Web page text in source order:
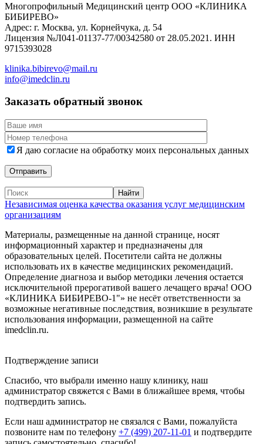
Многопрофильный Медицинский центр ООО «КЛИНИКА
БИБИРЕВО»
Адрес: г. Москва, ул. Корнейчука, д. 54
Лицензия №Л041-01137-77/00342580 от 28.05.2021. ИНН
9715393028
klinika.bibirevo@mail.ru
info@imedclin.ru
Заказать обратный звонок
Я даю согласие на обработку моих персональных данных
Независимая оценка качества оказания услуг медицинским
организациям
Материалы, размещенные на данной странице, носят
информационный характер и предназначены для
образовательных целей. Посетители сайта не должны
использовать их в качестве медицинских рекомендаций.
Определение диагноза и выбор методики лечения остается
исключительной прерогативой вашего лечащего врача! ООО
«КЛИНИКА БИБИРЕВО-1"» не несёт ответственности за
возможные негативные последствия, возникшие в результате
использования информации, размещенной на сайте
imedclin.ru.
Подтверждение записи
Спасибо, что выбрали именно нашу клинику, наш
администратор свяжется с Вами в ближайшее время, чтобы
подтвердить запись.
Если наш администратор не связался с Вами, пожалуйста
позвоните нам по телефону +7 (499) 207-11-01 и подтвердите